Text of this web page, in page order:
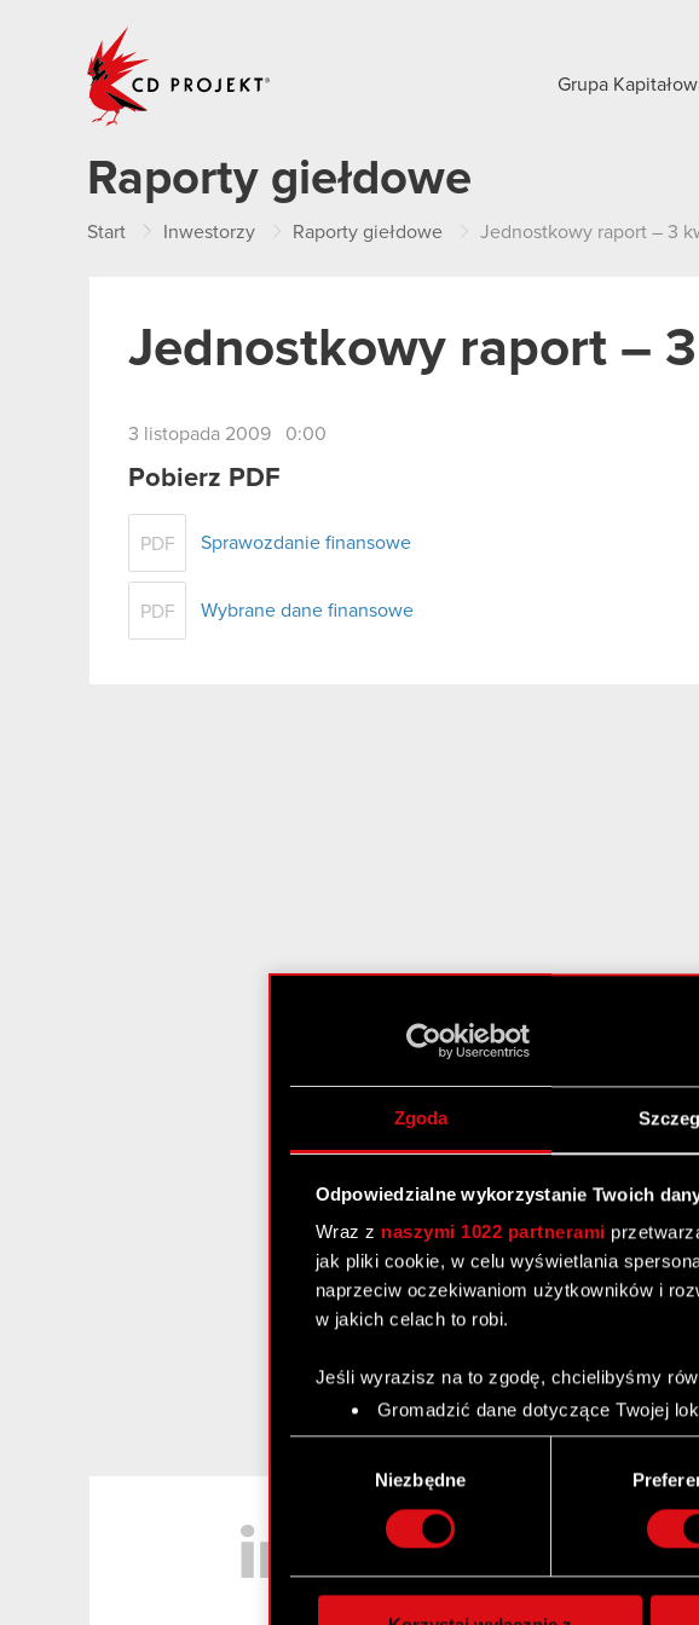
Zgoda
Odpowiedzialne wykorzystanie Twoich
Wraz z naszymi 1022 partnerami
jak pliki cookie, w celu wyświetlania
naprzeciw oczekiwaniom użytkowników i
w jakich celach to robi.
Jeśli wyrazisz na to zgodę, chcielibyśmy
Gromadzić dane dotyczące Twojej
Identyfikować Twoje urządzenie,
Dowiedz się więcej odnośnie tego, jak
szczegółów . W Deklaracji plików cookie
Wykorzystujemy pliki cookie do
Niezbędne
Grupa
Raporty giełdowe
Start Inwestorzy Raporty giełdowe Jednostkowy raport – 3
Jednostkowy raport –
3 listopada 2009 0:00
Pobierz PDF
PDF Sprawozdanie finansowe
PDF Wybrane dane finansowe